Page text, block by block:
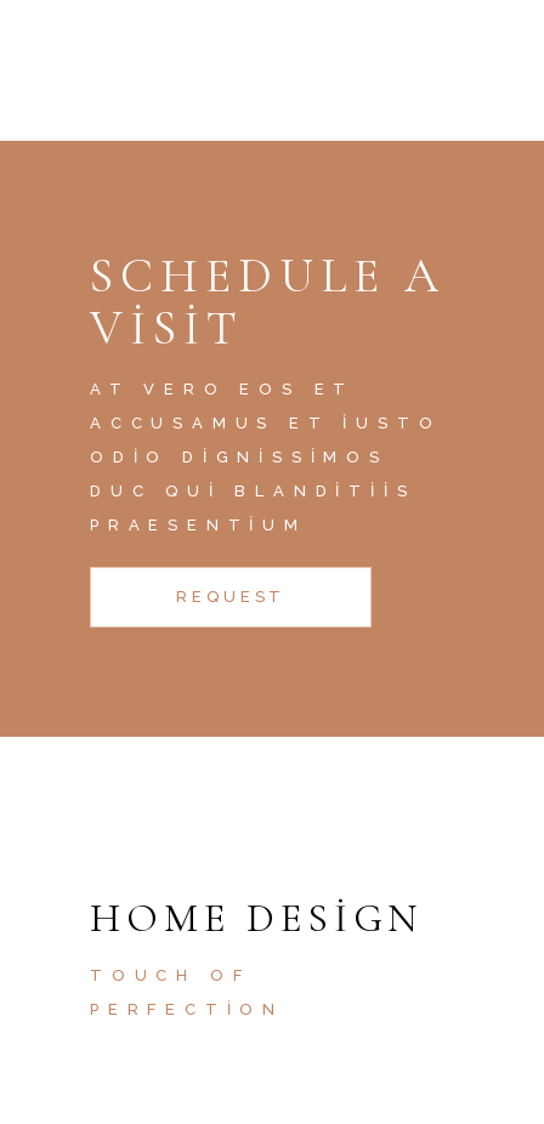
SCHEDULE A
VISIT
AT VERO EOS ET
ACCUSAMUS ET IUSTO
ODIO DIGNISSIMOS
DUC QUI BLANDITIIS
PRAESENTIUM
REQUEST
HOME DESIGN
TOUCH OF
PERFECTION